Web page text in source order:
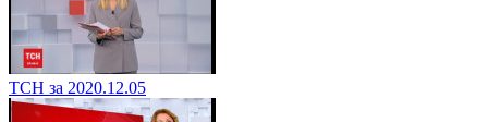
ТСН за 2020.12.05